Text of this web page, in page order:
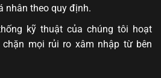
nhân theo quy định.
kỹ thuật của chúng tôi hoạt
mọi rủi ro xâm nhập từ bên